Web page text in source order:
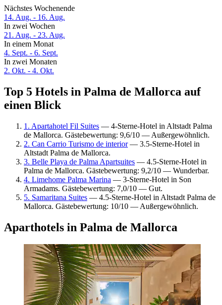
Nächstes Wochenende
14. Aug. - 16. Aug.
In zwei Wochen
21. Aug. - 23. Aug.
In einem Monat
4. Sept. - 6. Sept.
In zwei Monaten
2. Okt. - 4. Okt.
Top 5 Hotels in Palma de Mallorca auf
einen Blick
1. Apartahotel Fil Suites — 4-Sterne-Hotel in Altstadt Palma
de Mallorca. Gästebewertung: 9,6/10 — Außergewöhnlich.
2. Can Carrio Turismo de interior— 3.5-Sterne-Hotel in
Altstadt Palma de Mallorca.
3. Belle Playa de Palma Apartsuites — 4.5-Sterne-Hotel in
Palma de Mallorca. Gästebewertung: 9,2/10 — Wunderbar.
4. Limehome Palma Marina — 3-Sterne-Hotel in Son
Armadams. Gästebewertung: 7,0/10 — Gut.
5. Samaritana Suites — 4.5-Sterne-Hotel in Altstadt Palma de
Mallorca. Gästebewertung: 10/10 — Außergewöhnlich.
Aparthotels in Palma de Mallorca